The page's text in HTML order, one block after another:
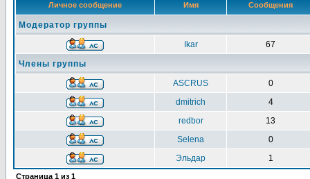
Личное сообщение Имя Сообщения
Модератор группы
Ikar
67
Члены группы
ASCRUS
0
dmitrich
4
redbor
13
Selena
0
Эльдар
1
Страница 1 из 1